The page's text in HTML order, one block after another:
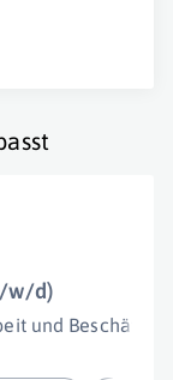
w/d)
und